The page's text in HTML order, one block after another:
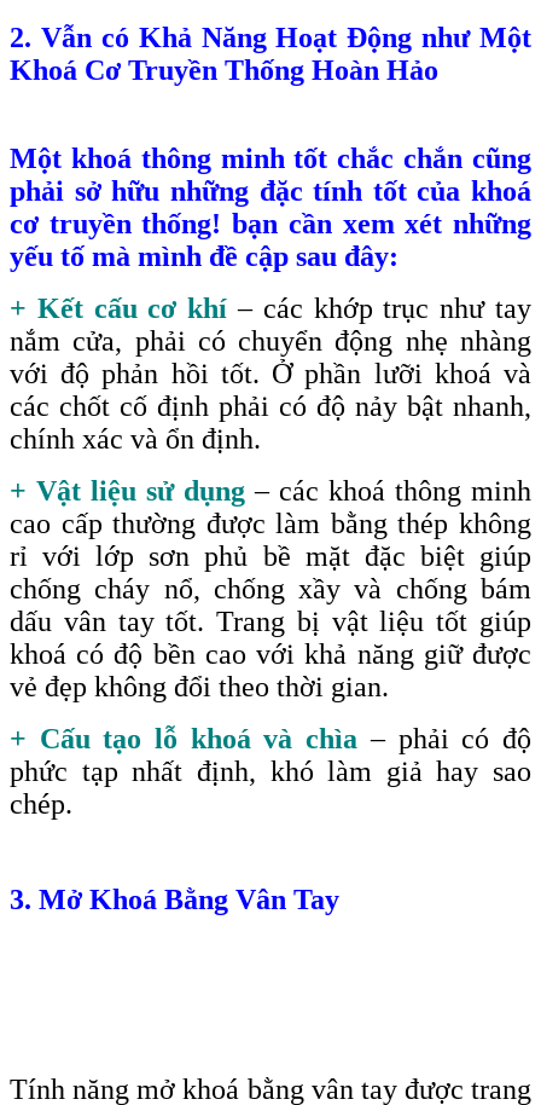
2. Vẫn có Khả Năng Hoạt Động như Một
Khoá Cơ Truyền Thống Hoàn Hảo
Một khoá thông minh tốt chắc chắn cũng
phải sở hữu những đặc tính tốt của khoá
cơ truyền thống! bạn cần xem xét những
yếu tố mà mình đề cập sau đây:
+ Kết cấu cơ khí – các khớp trục như tay
nắm cửa, phải có chuyển động nhẹ nhàng
với độ phản hồi tốt. Ở phần lưỡi khoá và
các chốt cố định phải có độ nảy bật nhanh,
chính xác và ổn định.
+ Vật liệu sử dụng – các khoá thông minh
cao cấp thường được làm bằng thép không
rỉ với lớp sơn phủ bề mặt đặc biệt giúp
chống cháy nổ, chống xầy và chống bám
dấu vân tay tốt. Trang bị vật liệu tốt giúp
khoá có độ bền cao với khả năng giữ được
vẻ đẹp không đổi theo thời gian.
+ Cấu tạo lỗ khoá và chìa – phải có độ
phức tạp nhất định, khó làm giả hay sao
chép.
3. Mở Khoá Bằng Vân Tay
Tính năng mở khoá bằng vân tay được trang